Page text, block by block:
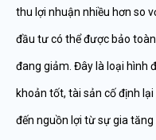
thu lợi nhuận nhiều hơn so
đầu tư có thể được bảo
đang giảm. Đây là loại hình
khoản tốt, tài sản cố định
đến nguồn lợi từ sự gia